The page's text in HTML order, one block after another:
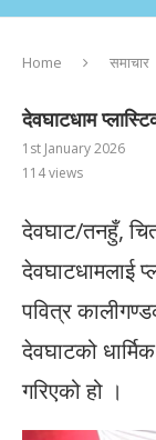
Home समाचार
देवघाटधाम
1st January 2026
114views
देवघाट/तनहुँ,
देवघाटधामलाई
पवित्र
देवघाटको
गरिएको हो ।